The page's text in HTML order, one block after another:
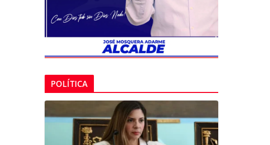
POLÍTICA